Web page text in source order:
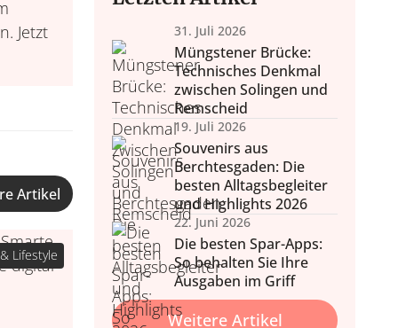
Tipps, Outdoor-Möbel
Wellness daheim, Düfte,
Wohlbefinden
Wellness, Yoga und
Jetzt
Artikel
Lifestyle
31. Juli 2026
Müngstener Brücke:
Technisches Denkmal
zwischen Solingen und
Remscheid
19. Juli 2026
Souvenirs aus
Berchtesgaden: Die
besten Alltagsbegleiter
und Highlights 2026
22. Juni 2026
Die besten Spar-Apps:
So behalten Sie Ihre
Ausgaben im Griff
Weitere Artikel